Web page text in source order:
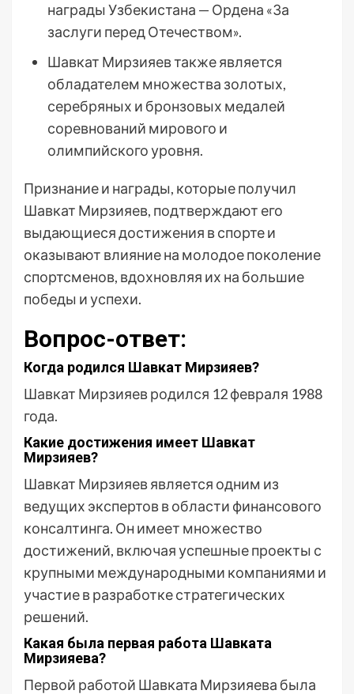
награды Узбекистана — Ордена «За
заслуги перед Отечеством».
Шавкат Мирзияев также является
обладателем множества золотых,
серебряных и бронзовых медалей
соревнований мирового и
олимпийского уровня.
Признание и награды, которые получил
Шавкат Мирзияев, подтверждают его
выдающиеся достижения в спорте и
оказывают влияние на молодое поколение
спортсменов, вдохновляя их на большие
победы и успехи.
Вопрос-ответ:
Когда родился Шавкат Мирзияев?
Шавкат Мирзияев родился 12 февраля 1988
года.
Какие достижения имеет Шавкат
Мирзияев?
Шавкат Мирзияев является одним из
ведущих экспертов в области финансового
консалтинга. Он имеет множество
достижений, включая успешные проекты с
крупными международными компаниями и
участие в разработке стратегических
решений.
Какая была первая работа Шавката
Мирзияева?
Первой работой Шавката Мирзияева была